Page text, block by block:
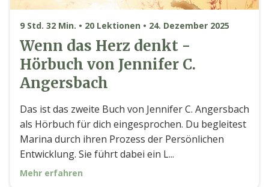
9 Std. 32 Min. • 20 Lektionen • 24. Dezember 2025
Wenn das Herz denkt -
Hörbuch von Jennifer C.
Angersbach
Das ist das zweite Buch von Jennifer C. Angersbach
als Hörbuch für dich eingesprochen. Du begleitest
Marina durch ihren Prozess der Persönlichen
Entwicklung. Sie führt dabei ein L...
Mehr erfahren